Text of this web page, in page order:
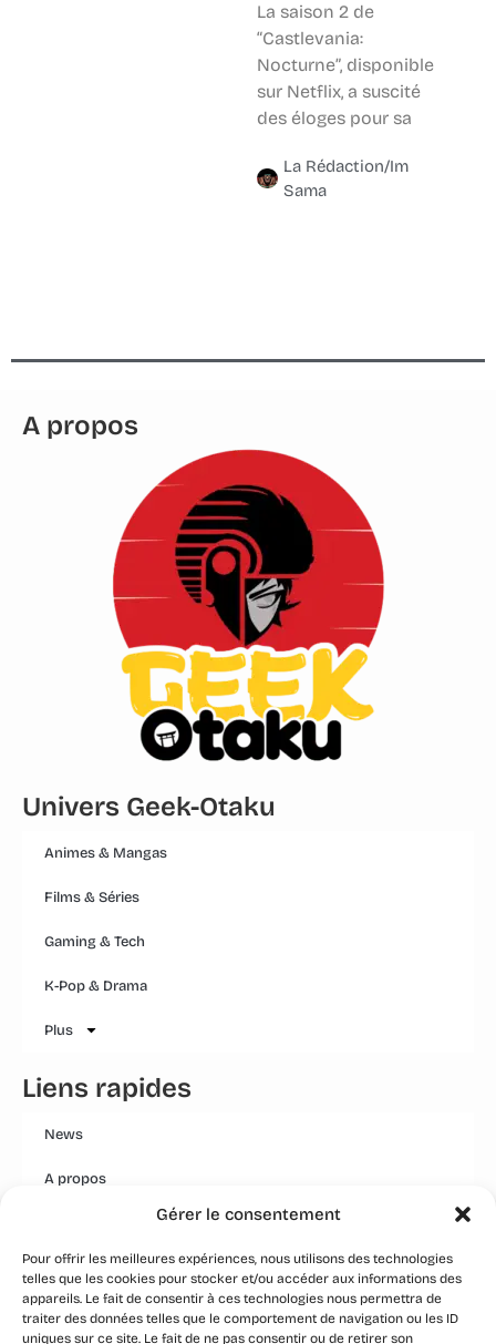
Gérer le consentement
Pour offrir les meilleures expériences, nous utilisons des technologies
telles que les cookies pour stocker et/ou accéder aux informations des
appareils. Le fait de consentir à ces technologies nous permettra de
traiter des données telles que le comportement de navigation ou les ID
uniques sur ce site. Le fait de ne pas consentir ou de retirer son
La saison 2 de
“Castlevania:
Nocturne”, disponible
sur Netflix, a suscité
des éloges pour sa
La Rédaction/Im
Sama
A propos
Univers Geek-Otaku
Animes & Mangas
Films & Séries
Gaming & Tech
K-Pop & Drama
Plus
Liens rapides
News
A propos
Mentions légales
Conditions générales
Politique Qualité Groupe